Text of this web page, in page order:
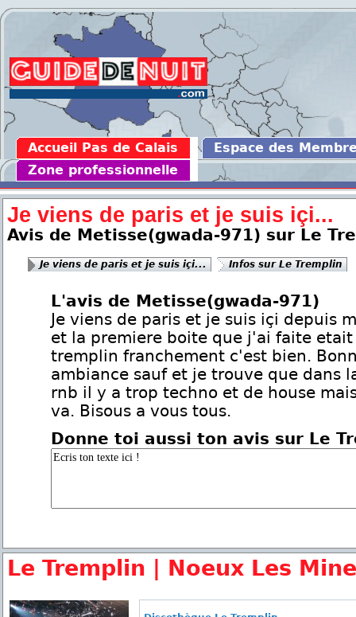
Accueil Pas de Calais
Espace des
Zone professionnelle
Je viens de paris et je suis içi...
Avis de Metisse(gwada-971) sur Le
Je viens de paris et je suis içi... Infos sur Le Tremplin
L'avis de Metisse(gwada-971)
Je viens de paris et je suis içi depuis
et la premiere boite que j'ai faite etait
tremplin franchement c'est bien.
ambiance sauf et je trouve que dans
rnb il y a trop techno et de house
va. Bisous a vous tous.
Donne toi aussi ton avis sur Le
Le Tremplin | Noeux Les